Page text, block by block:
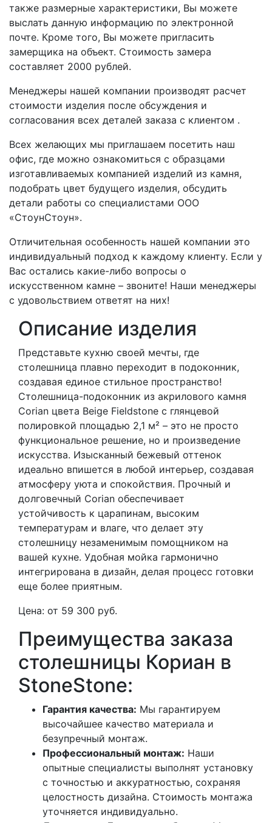
также размерные характеристики, Вы можете
выслать данную информацию по электронной
почте. Кроме того, Вы можете пригласить
замерщика на объект. Стоимость замера
составляет 2000 рублей.
Менеджеры нашей компании производят расчет
стоимости изделия после обсуждения и
согласования всех деталей заказа с клиентом .
Всех желающих мы приглашаем посетить наш
офис, где можно ознакомиться с образцами
изготавливаемых компанией изделий из камня,
подобрать цвет будущего изделия, обсудить
детали работы со специалистами ООО
«СтоунСтоун».
Отличительная особенность нашей компании это
индивидуальный подход к каждому клиенту. Если у
Вас остались какие-либо вопросы о
искусственном камне – звоните! Наши менеджеры
с удовольствием ответят на них!
Описание изделия
Представьте кухню своей мечты, где
столешница плавно переходит в подоконник,
создавая единое стильное пространство!
Столешница-подоконник из акрилового камня
Corian цвета Beige Fieldstone с глянцевой
полировкой площадью 2,1 м² – это не просто
функциональное решение, но и произведение
искусства. Изысканный бежевый оттенок
идеально впишется в любой интерьер, создавая
атмосферу уюта и спокойствия. Прочный и
долговечный Corian обеспечивает
устойчивость к царапинам, высоким
температурам и влаге, что делает эту
столешницу незаменимым помощником на
вашей кухне. Удобная мойка гармонично
интегрирована в дизайн, делая процесс готовки
еще более приятным.
Цена: от 59 300 руб.
Преимущества заказа
столешницы Кориан в
StoneStone:
Гарантия качества: Мы гарантируем
высочайшее качество материала и
безупречный монтаж.
Профессиональный монтаж: Наши
опытные специалисты выполнят установку
с точностью и аккуратностью, сохраняя
целостность дизайна. Стоимость монтажа
уточняется индивидуально.